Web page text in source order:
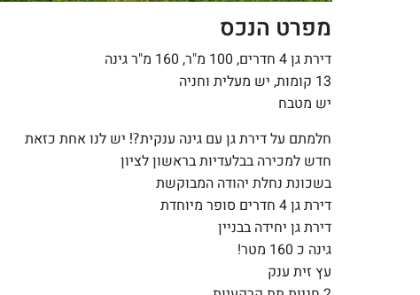
מפרט הנכס
דירת גן 4 חדרים, 100 מ"ר, 160 מ"ר גינה
13 קומות, יש מעלית וחניה
יש מטבח
חלמתם על דירת גן עם גינה ענקית⁉️ יש לנו אחת כזאת
חדש למכירה בבלעדיות בראשון לציון
בשכונת נחלת יהודה המבוקשת
דירת גן 4 חדרים סופר מיוחדת
דירת גן יחידה בבניין
גינה כ 160 מטר!
עץ זית ענק